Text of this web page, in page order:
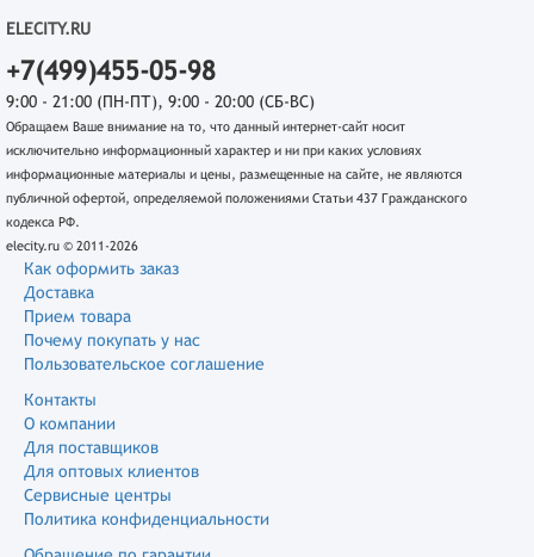
ELECITY.RU
+7(499)455-05-98
9:00 - 21:00 (ПН-ПТ), 9:00 - 20:00 (СБ-ВС)
Обращаем Ваше внимание на то, что данный интернет-сайт носит
исключительно информационный характер и ни при каких условиях
информационные материалы и цены, размещенные на сайте, не являются
публичной офертой, определяемой положениями Статьи 437 Гражданского
кодекса РФ.
elecity.ru © 2011-2026
Как оформить заказ
Доставка
Прием товара
Почему покупать у нас
Пользовательское соглашение
Контакты
О компании
Для поставщиков
Для оптовых клиентов
Сервисные центры
Политика конфиденциальности